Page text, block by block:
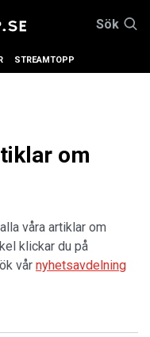
Sök
STREAMTOPP
om
våra artiklar om
klickar du på
vår nyhetsavdelning